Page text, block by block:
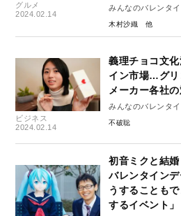
グルメ
2024.02.14
みんなのバレンタイ
木村沙織
ビジネス
2024.02.14
義理チョコ文
イン市場…グリ
メーカー各社の
みんなのバレンタ
不破聡
初音ミクと結
バレンタイン
うすることも
するイベント」